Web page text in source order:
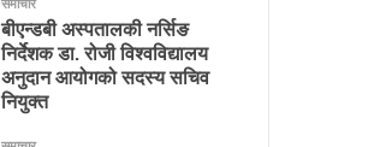
समाचार
बीएन्डबी अस्पतालकी नर्सिङ
निर्देशक डा. रोजी विश्वविद्यालय
अनुदान आयोगको सदस्य सचिव
नियुक्त